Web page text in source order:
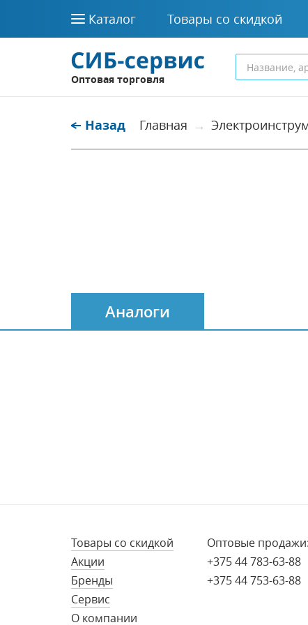
Каталог Товары со скидкой
Оптовая торговля
Назад Главная
Аналоги
Товары со скидкой
Акции
Бренды
Сервис
О компании
Оптовые продажи:
+375 44 783-63-88
+375 44 753-63-88